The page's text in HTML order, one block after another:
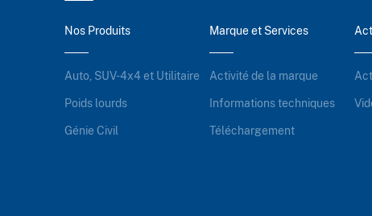
Nos Produits
Auto, SUV-4x4 et Utilitaire
Poids lourds
Génie Civil
Marque et Services
Activité de la marque
Informations techniques
Téléchargement